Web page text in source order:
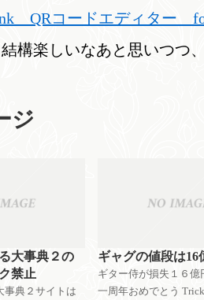
QRコードエディター
構楽しいなあと思いつつ
ジ
大事典２の
禁止
事典２サイトは
ギャグの値段は16
ギター侍が損失１６
一周年おめでとう